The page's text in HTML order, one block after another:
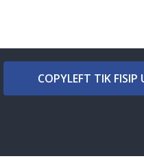
COPYLEFT TIK